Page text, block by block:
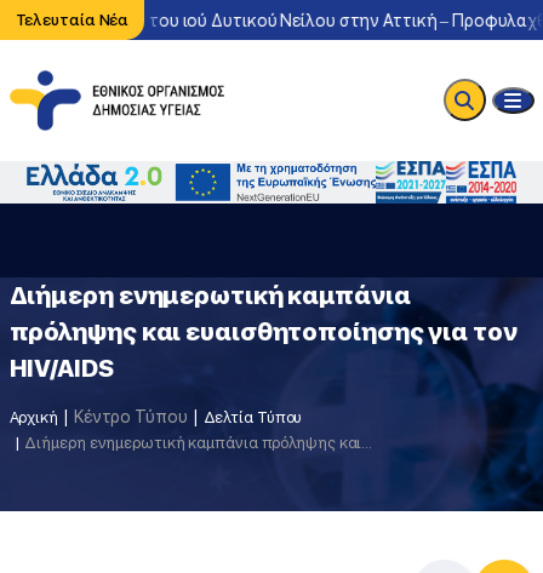
Τελευταία Νέα
κυκλοφορία του ιού Δυτικού Νείλου στην Αττική –
Διήμερη ενημερωτική καμπάνια
πρόληψης και ευαισθητοποίησης για τον
HIV/AIDS
Αρχική Κέντρο Τύπου
Δελτία Τύπου